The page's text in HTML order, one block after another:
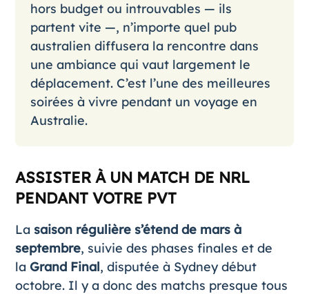
hors budget ou introuvables — ils
partent vite —, n’importe quel pub
australien diffusera la rencontre dans
une ambiance qui vaut largement le
déplacement. C’est l’une des meilleures
soirées à vivre pendant un voyage en
Australie.
ASSISTER À UN MATCH DE NRL
PENDANT VOTRE PVT
La saison régulière s’étend de mars à
septembre, suivie des phases finales et de
la Grand Final, disputée à Sydney début
octobre. Il y a donc des matchs presque tous